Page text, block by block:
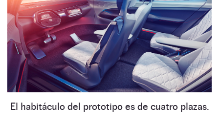
El habitáculo del prototipo es de cuatro plazas.